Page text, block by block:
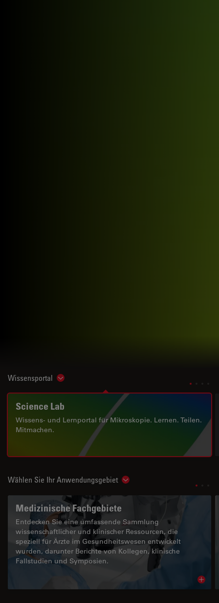
Wissensportal Show subnavigation
Science Lab
Wissens- und Lernportal für Mikroskopie. Lernen. Teilen.
Mitmachen.
Wählen Sie Ihr Anwendungsgebiet Show subnavigation
Medizinische Fachgebiete
Entdecken Sie eine umfassende Sammlung
wissenschaftlicher und klinischer Ressourcen, die
speziell für Ärzte im Gesundheitswesen entwickelt
wurden, darunter Berichte von Kollegen, klinische
Fallstudien und Symposien.